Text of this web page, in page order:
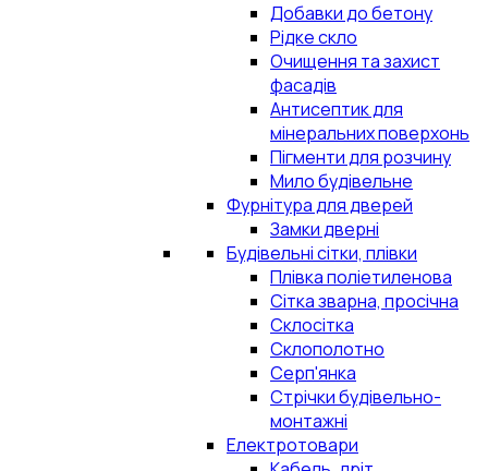
Добавки до бетону
Рідке скло
Очищення та захист
фасадів
Антисептик для
мінеральних поверхонь
Пігменти для розчину
Мило будівельне
Фурнітура для дверей
Замки дверні
Будівельні сітки, плівки
Плівка поліетиленова
Сітка зварна, просічна
Склосітка
Склополотно
Серп'янка
Стрічки будівельно-
монтажні
Електротовари